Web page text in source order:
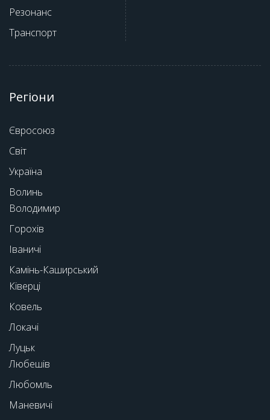
Резонанс
Транспорт
Регіони
Євросоюз
Світ
Україна
Волинь
Володимир
Горохів
Іваничі
Камінь-Каширський
Ківерці
Ковель
Локачі
Луцьк
Любешів
Любомль
Маневичі